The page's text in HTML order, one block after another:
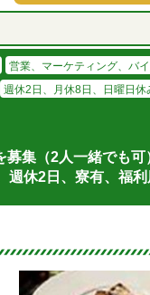
営業、マーケティング、バ
週休2日、月休8日、日曜日休
集（2人一緒でも
休2日、寮有、福利